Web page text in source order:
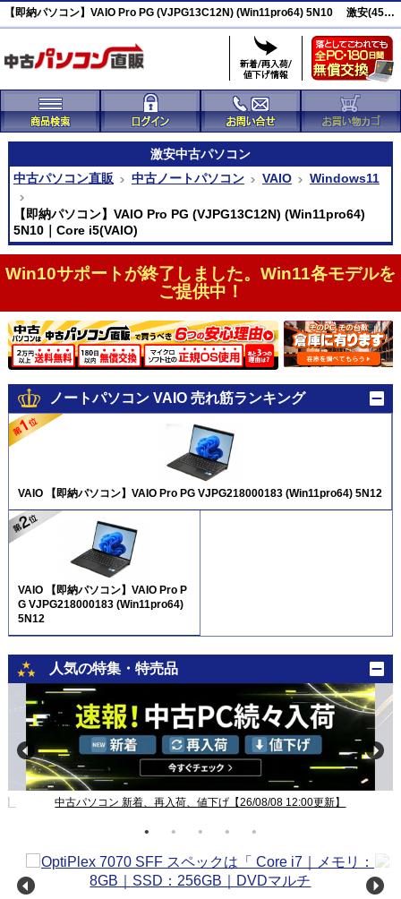
【即納パソコン】VAIO Pro PG (VJPG13C12N) (Win11pro64) 5N10 激安(45666)
激安中古パソコン
中古パソコン直販
中古ノートパソコン VAIO Windows11
【即納パソコン】VAIO Pro PG (VJPG13C12N) (Win11pro64)
5N10｜Core i5(VAIO)
Win10サポートが終了しました。Win11各モデルを
ご提供中！
ノートパソコン VAIO 売れ筋ランキング
VAIO 【即納パソコン】VAIO Pro PG VJPG218000183 (Win11pro64) 5N12
VAIO 【即納パソコン】VAIO Pro P
G VJPG218000183 (Win11pro64)
5N12
人気の特集・特売品
中古パソコン 新着、再入荷、値下げ【26/08/08 12:00更新】